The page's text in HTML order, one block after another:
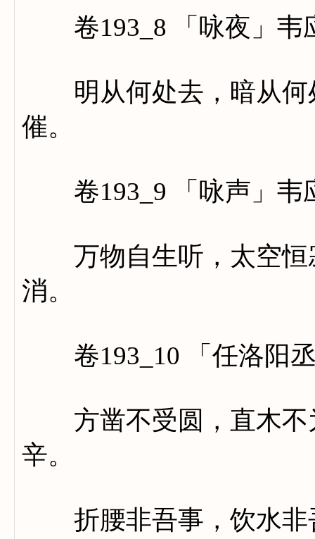
卷193_8 「咏夜」韦
明从何处去，暗从何
催。
卷193_9 「咏声」韦
万物自生听，太空恒
消。
卷193_10 「任洛阳丞
方凿不受圆，直木不
辛。
折腰非吾事，饮水非